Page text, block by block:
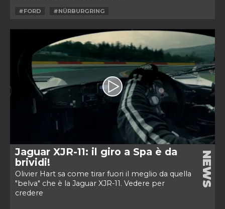
#FORD #NÜRBURGRING
Jaguar XJR-11: il giro a Spa è da
brividi!
Olivier Hart sa come tirar fuori il meglio da quella
"belva" che è la Jaguar XJR-11. Vedere per
credere
NEWS